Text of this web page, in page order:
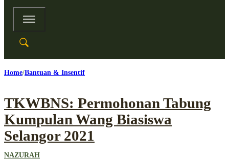
Home Bantuan & Insentif
TKWBNS: Permohonan Tabung
Kumpulan Wang Biasiswa
Selangor 2021
NAZURAH